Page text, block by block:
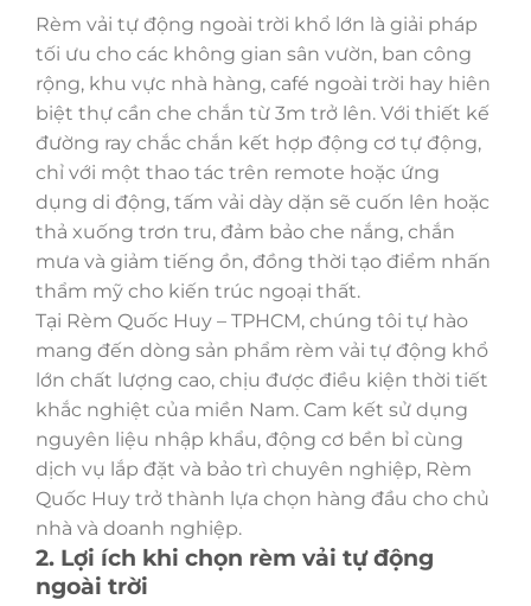
Rèm vải tự động ngoài trời khổ lớn là giải pháp
tối ưu cho các không gian sân vườn, ban công
rộng, khu vực nhà hàng, café ngoài trời hay hiên
biệt thự cần che chắn từ 3m trở lên. Với thiết kế
đường ray chắc chắn kết hợp động cơ tự động,
chỉ với một thao tác trên remote hoặc ứng
dụng di động, tấm vải dày dặn sẽ cuốn lên hoặc
thả xuống trơn tru, đảm bảo che nắng, chắn
mưa và giảm tiếng ồn, đồng thời tạo điểm nhấn
thẩm mỹ cho kiến trúc ngoại thất.
Tại Rèm Quốc Huy – TPHCM, chúng tôi tự hào
mang đến dòng sản phẩm rèm vải tự động khổ
lớn chất lượng cao, chịu được điều kiện thời tiết
khắc nghiệt của miền Nam. Cam kết sử dụng
nguyên liệu nhập khẩu, động cơ bền bỉ cùng
dịch vụ lắp đặt và bảo trì chuyên nghiệp, Rèm
Quốc Huy trở thành lựa chọn hàng đầu cho chủ
nhà và doanh nghiệp.
2. Lợi ích khi chọn rèm vải tự động
ngoài trời